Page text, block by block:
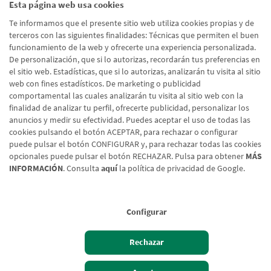
Esta página web usa cookies
Te informamos que el presente sitio web utiliza cookies propias y de
terceros con las siguientes finalidades: Técnicas que permiten el buen
funcionamiento de la web y ofrecerte una experiencia personalizada.
De personalización, que si lo autorizas, recordarán tus preferencias en
el sitio web. Estadísticas, que si lo autorizas, analizarán tu visita al sitio
web con fines estadísticos. De marketing o publicidad
comportamental las cuales analizarán tu visita al sitio web con la
finalidad de analizar tu perfil, ofrecerte publicidad, personalizar los
anuncios y medir su efectividad. Puedes aceptar el uso de todas las
cookies pulsando el botón ACEPTAR, para rechazar o configurar
puede pulsar el botón CONFIGURAR y, para rechazar todas las cookies
opcionales puede pulsar el botón RECHAZAR. Pulsa para obtener MÁS
INFORMACIÓN. Consulta aquíla política de privacidad de Google.
Configurar
Rechazar
Blog Particulares
Actualidad, promociones,
recomendaciones y mucho más
Acceder al blog
Blog
Toda
Aviso legal
Política de cookies
Protección de Datos